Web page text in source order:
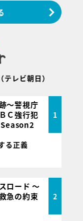
（テレビ朝日）
～警視庁
Ｃ強行犯
1
る正義
ロード ～
急の約束
2